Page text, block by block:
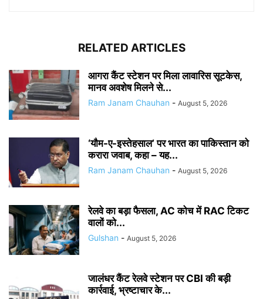
RELATED ARTICLES
आगरा कैंट स्टेशन पर मिला लावारिस सूटकेस,
मानव अवशेष मिलने से...
Ram Janam Chauhan - August 5, 2026
‘यौम-ए-इस्तेहसाल’ पर भारत का पाकिस्तान को
करारा जवाब, कहा – यह...
Ram Janam Chauhan - August 5, 2026
रेलवे का बड़ा फैसला, AC कोच में RAC टिकट
वालों को...
Gulshan - August 5, 2026
जालंधर कैंट रेलवे स्टेशन पर CBI की बड़ी
कार्रवाई, भ्रष्टाचार के...